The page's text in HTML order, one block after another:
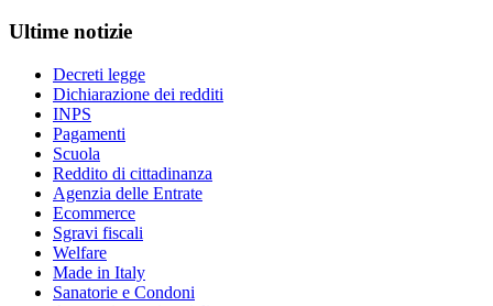
Ultime notizie
Decreti legge
Dichiarazione dei redditi
INPS
Pagamenti
Scuola
Reddito di cittadinanza
Agenzia delle Entrate
Ecommerce
Sgravi fiscali
Welfare
Made in Italy
Sanatorie e Condoni